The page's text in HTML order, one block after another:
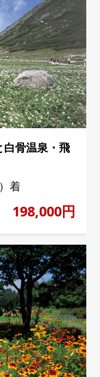
白骨温泉・飛
着
198,000円